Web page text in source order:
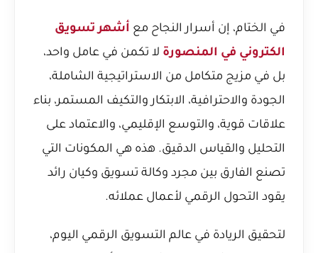
في الختام، إن أسرار النجاح مع أشهر تسويق
الكتروني في المنصورة لا تكمن في عامل واحد،
بل في مزيج متكامل من الاستراتيجية الشاملة،
الجودة والاحترافية، الابتكار والتكيف المستمر، بناء
علاقات قوية، والتوسع الإقليمي، والاعتماد على
التحليل والقياس الدقيق. هذه هي المكونات التي
تصنع الفارق بين مجرد وكالة تسويق وكيان رائد
يقود التحول الرقمي لأعمال عملائه.
لتحقيق الريادة في عالم التسويق الرقمي اليوم،